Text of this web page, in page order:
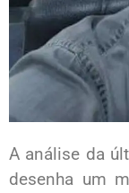
A análise da
desenha um